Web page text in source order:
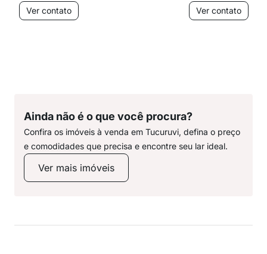
Ver contato
Ver contato
Ainda não é o que você procura?
Confira os imóveis à venda em Tucuruvi, defina o preço
e comodidades que precisa e encontre seu lar ideal.
Ver mais imóveis